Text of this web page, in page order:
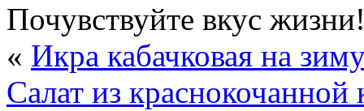
Почувствуйте вкус
« Икра кабачковая на
Салат из